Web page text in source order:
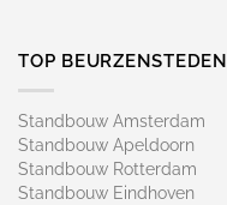
TOP BEURZENSTEDEN
Standbouw Amsterdam
Standbouw Apeldoorn
Standbouw Rotterdam
Standbouw Eindhoven